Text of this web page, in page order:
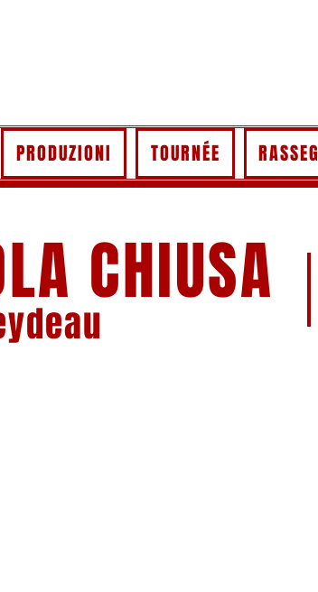
PRODUZIONI TOURNÉE
CHIUSA